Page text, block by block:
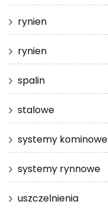
rynien
rynien
spalin
stalowe
systemy kominowe
systemy rynnowe
uszczelnienia